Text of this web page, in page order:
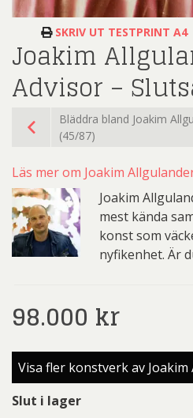
SKRIV UT TESTPRINT A4
Joakim
Advisor –
Bläddra bland Joakim
(45/87)
Läs mer om Joakim
Joakim
mest kända
konst som
nyfikenhet. Är
98.000 kr
Visa fler konstverk av
Slut i lager